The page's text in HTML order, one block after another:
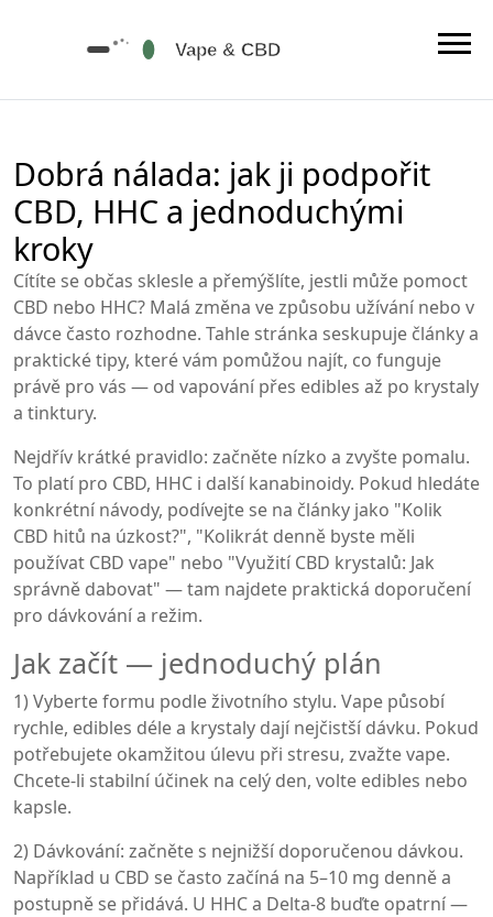
Dobrá nálada: jak ji podpořit
CBD, HHC a jednoduchými
kroky
Cítíte se občas sklesle a přemýšlíte, jestli může pomoct
CBD nebo HHC? Malá změna ve způsobu užívání nebo v
dávce často rozhodne. Tahle stránka seskupuje články a
praktické tipy, které vám pomůžou najít, co funguje
právě pro vás — od vapování přes edibles až po krystaly
a tinktury.
Nejdřív krátké pravidlo: začněte nízko a zvyšte pomalu.
To platí pro CBD, HHC i další kanabinoidy. Pokud hledáte
konkrétní návody, podívejte se na články jako "Kolik
CBD hitů na úzkost?", "Kolikrát denně byste měli
používat CBD vape" nebo "Využití CBD krystalů: Jak
správně dabovat" — tam najdete praktická doporučení
pro dávkování a režim.
Jak začít — jednoduchý plán
1) Vyberte formu podle životního stylu. Vape působí
rychle, edibles déle a krystaly dají nejčistší dávku. Pokud
potřebujete okamžitou úlevu při stresu, zvažte vape.
Chcete-li stabilní účinek na celý den, volte edibles nebo
kapsle.
2) Dávkování: začněte s nejnižší doporučenou dávkou.
Například u CBD se často začíná na 5–10 mg denně a
postupně se přidává. U HHC a Delta-8 buďte opatrní —